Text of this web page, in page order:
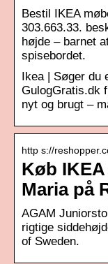
Bestil IKEA
303.663.33.
højde – barnet
spisebordet.
Ikea | Søger du
GulogGratis.dk
nyt og brugt –
http s://
Køb
Maria på
AGAM
rigtige
of Sweden.